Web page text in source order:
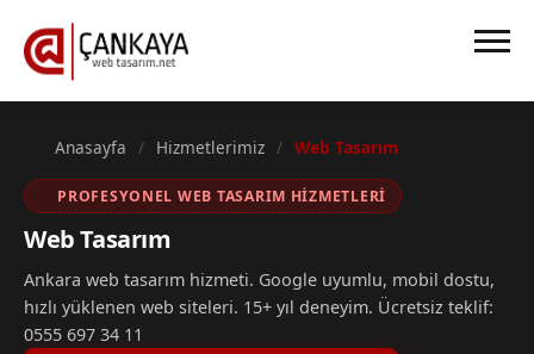
Anasayfa Hizmetlerimiz Web Tasarım
PROFESYONEL WEB TASARIM HIZMETLERI
Web Tasarım
Ankara web tasarım hizmeti. Google uyumlu, mobil dostu,
hızlı yüklenen web siteleri. 15+ yıl deneyim. Ücretsiz teklif:
0555 697 34 11